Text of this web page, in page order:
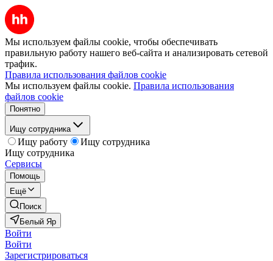
Мы используем файлы cookie, чтобы обеспечивать
правильную работу нашего веб-сайта и анализировать сетевой
трафик.
Правила использования файлов cookie
Мы используем файлы cookie. Правила использования
файлов cookie
Понятно
Ищу сотрудника
Ищу работу
Ищу сотрудника
Ищу сотрудника
Сервисы
Помощь
Ещё
Поиск
Белый Яр
Войти
Войти
Зарегистрироваться